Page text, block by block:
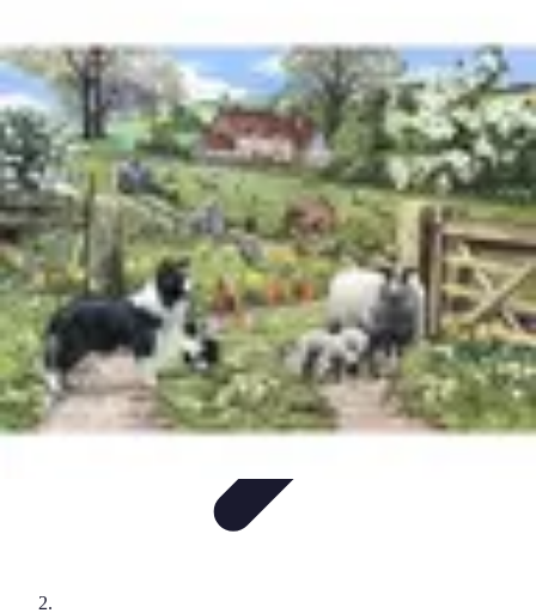
Astuces et conseilsApprentissageTechniques
d'apprentissage Méthodes d'apprentissage Techniques
Apprendre Rubik Cube